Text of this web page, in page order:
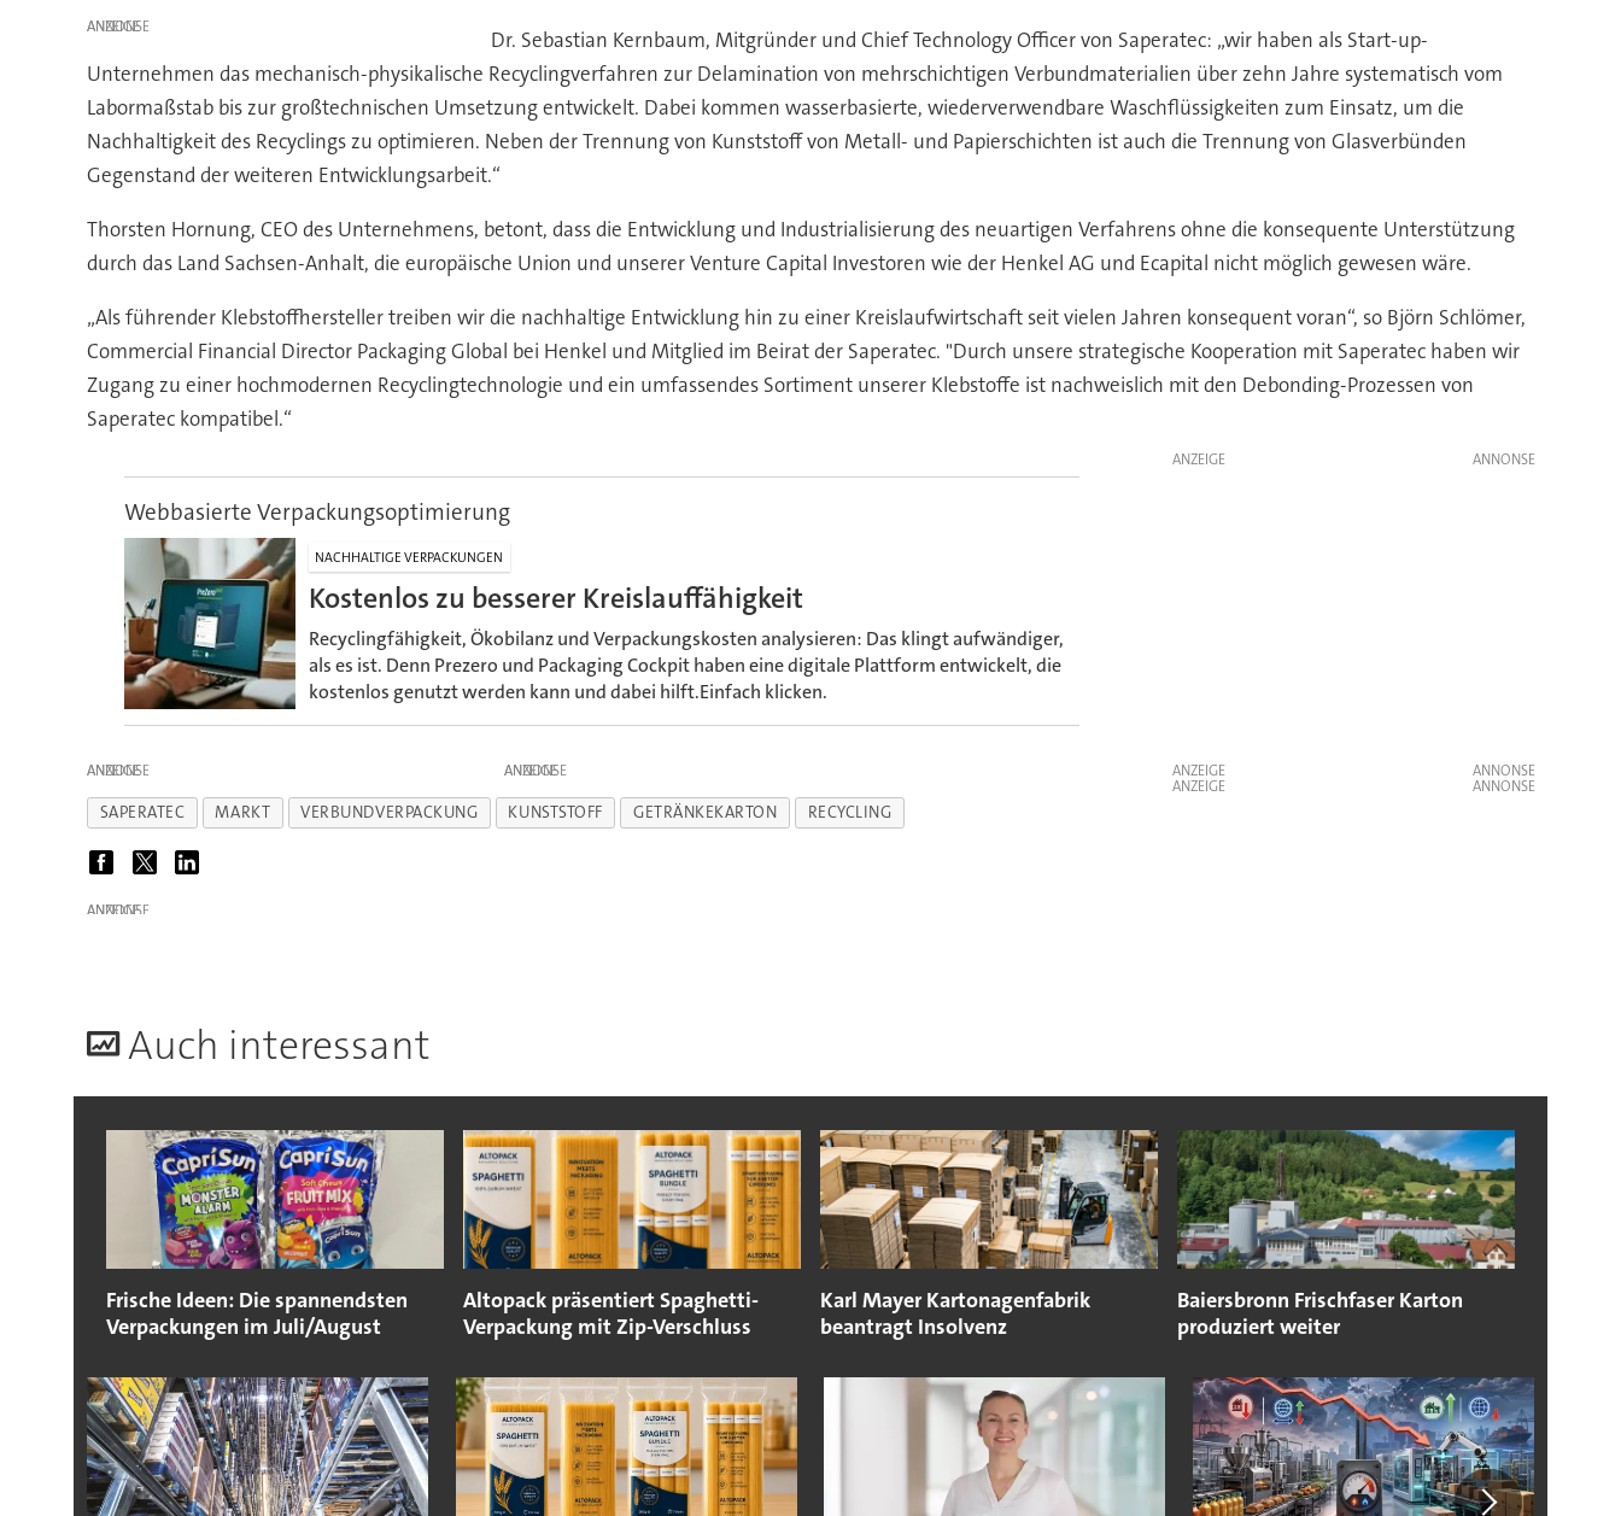
ANZEIGE
Dr. Sebastian Kernbaum, Mitgründer und Chief Technology Officer von Saperatec: „wir haben als Start-up-
Unternehmen das mechanisch-physikalische Recyclingverfahren zur Delamination von mehrschichtigen Verbundmaterialien über zehn Jahre systematisch vom
Labormaßstab bis zur großtechnischen Umsetzung entwickelt. Dabei kommen wasserbasierte, wiederverwendbare Waschflüssigkeiten zum Einsatz, um die
Nachhaltigkeit des Recyclings zu optimieren. Neben der Trennung von Kunststoff von Metall- und Papierschichten ist auch die Trennung von Glasverbünden
Gegenstand der weiteren Entwicklungsarbeit.“
Thorsten Hornung, CEO des Unternehmens, betont, dass die Entwicklung und Industrialisierung des neuartigen Verfahrens ohne die konsequente Unterstützung
durch das Land Sachsen-Anhalt, die europäische Union und unserer Venture Capital Investoren wie der Henkel AG und Ecapital nicht möglich gewesen wäre.
„Als führender Klebstoffhersteller treiben wir die nachhaltige Entwicklung hin zu einer Kreislaufwirtschaft seit vielen Jahren konsequent voran“, so Björn Schlömer,
Commercial Financial Director Packaging Global bei Henkel und Mitglied im Beirat der Saperatec. "Durch unsere strategische Kooperation mit Saperatec haben wir
Zugang zu einer hochmodernen Recyclingtechnologie und ein umfassendes Sortiment unserer Klebstoffe ist nachweislich mit den Debonding-Prozessen von
Saperatec kompatibel.“
ANZEIGE
Webbasierte Verpackungsoptimierung
NACHHALTIGE VERPACKUNGEN
Kostenlos zu besserer Kreislauffähigkeit
Recyclingfähigkeit, Ökobilanz und Verpackungskosten analysieren: Das klingt aufwändiger,
als es ist. Denn Prezero und Packaging Cockpit haben eine digitale Plattform entwickelt, die
kostenlos genutzt werden kann und dabei hilft.Einfach klicken.
ANZEIGE ANZEIGE
ANZEIGE
ANZEIGE
SAPERATEC MARKT VERBUNDVERPACKUNG KUNSTSTOFF GETRÄNKEKARTON RECYCLING
ANZEIGE
Auch interessant
Frische Ideen: Die spannendsten
Verpackungen im Juli/August
Altopack präsentiert Spaghetti-
Verpackung mit Zip-Verschluss
Karl Mayer Kartonagenfabrik
beantragt Insolvenz
Baiersbronn Frischfaser Karton
produziert weiter